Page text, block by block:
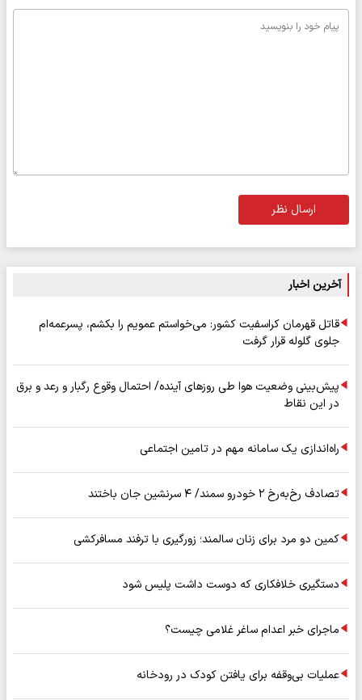
ارسال نظر
آخرین اخبار
قاتل قهرمان کراسفیت کشور: می‌خواستم عمویم را بکشم، پسرعمه‌ام
جلوی گلوله قرار گرفت
پیش‌بینی وضعیت هوا طی روزهای آینده/ احتمال وقوع رگبار و رعد و برق
در این نقاط
راه‌اندازی یک سامانه مهم در تامین اجتماعی
تصادف رخ‌به‌رخ ۲ خودرو سمند/ ۴ سرنشین جان باختند
کمین دو مرد برای زنان سالمند؛ زورگیری با ترفند مسافرکشی
دستگیری خلافکاری که دوست داشت پلیس شود
ماجرای خبر اعدام ساغر غلامی چیست؟
عملیات بی‌وقفه برای یافتن کودک در رودخانه